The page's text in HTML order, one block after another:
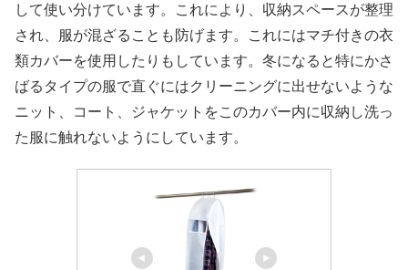
して使い分けています。これにより、収納スペースが整理
され、服が混ざることも防げます。これにはマチ付きの衣
類カバーを使用したりもしています。冬になると特にかさ
ばるタイプの服で直ぐにはクリーニングに出せないような
ニット、コート、ジャケットをこのカバー内に収納し洗っ
た服に触れないようにしています。